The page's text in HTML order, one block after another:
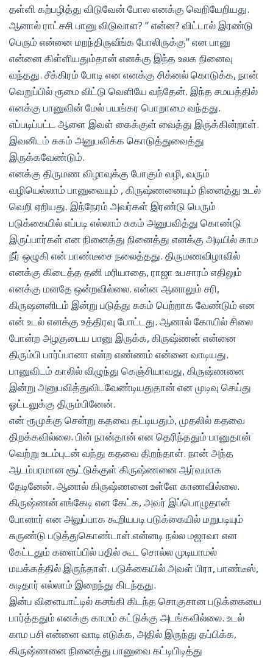
தள்ளி கற்பழித்து விடுவேன் போல எனக்கு வெறியேறியது.
ஆனால் ராட்சசி பானு விடுவாள? ” என்ன? விட்டால் இரண்டு
பெரும் என்னை மறந்திருவீங்க போலிருக்கு” என பானு
என்னை கிள்ளியதும்தான் எனக்கு இந்த உலக நினைவு
வந்தது. சீக்கிரம் போடி என எனக்கு சிக்னல் கொடுக்க, நான்
வெறுப்பில் ரூமை விட்டு வெளியே வந்தேன். இந்த சமயத்தில்
எனக்கு பானுவின் மேல் பயங்கர பொறாமை வந்தது.
எப்படிப்பட்ட ஆளை இவள் கைக்குள் வைத்து இருக்கின்றாள்.
இவனிடம் சுகம் அனுபவிக்க கொடுத்துவைத்து
இருக்கவேண்டும்.
எனக்கு திருமண விழாவுக்கு போகும் வழி, வரும்
வழியெல்லாம் பானுவையும் , கிருஷ்ணனையும் நினைத்து உடல்
வெறி ஏறியது. இந்நேரம் அவர்கள் இரண்டு பெரும்
படுக்கையில் எப்படி எல்லாம் சுகம் அனுபவித்து கொண்டு
இருப்பார்கள் என நினைத்து நினைத்து எனக்கு அடியில் காம
நீர் ஒழுகி என் பாண்டீசை நலைத்தது. திருமணவிழாவில்
எனக்கு கிடைத்த தனி மரியாதை, ராஜா உபசாரம் எதிலும்
எனக்கு மனதே ஒன்றவில்லை. என்ன ஆனாலும் சரி,
கிருஷனனிடம் இன்று படுத்து சுகம் பெற்றாக வேண்டும் என
என் உடல் எனக்கு உத்திரவு போட்டது. ஆனால் கோயில் சிலை
போன்ற அழகுடைய பானு இருக்க, கிருஷ்ணன் என்னை
திரும்பி பார்ப்பானா என்ற எண்ணம் என்னை வாடியது.
பானுவிடம் காலில் விழுந்து கெஞ்சியாவது, கிருஷ்ணனை
இன்று அனுபவித்துவிடவேண்டியதுதான் என முடிவு செய்து
ஓட்டலுக்கு திரும்பினேன்.
என் ரூமுக்கு சென்று கதவை தட்டியதும், முதலில் கதவை
திறக்கவில்லை. பின் நான்தான் என தெரிந்ததும் பானுதான்
வெற்று உடம்புடன் வந்து கதவை திறந்தாள். நான் அந்த
ஆடம்பரமான சூட்டுக்குள் கிருஷ்ணனை ஆர்வமாக
தேடினேன். ஆனால் கிருஷ்ணனை உள்ளே காணவில்லை.
கிருஷ்ணன் எங்கேடி என கேட்க, அவர் இப்பொழுதான்
போனார் என அலுப்பாக கூறியபடி படுக்கையில் மறுபடியும்
சுருண்டு படுத்துகொண்டாள்.என்னடி நல்ல மஜாவா என
கேட்டதும் களைப்பில் பதில் கூட சொல்ல முடியாமல்
மயக்கத்தில் இருந்தாள். படுக்கையில் அவள் பிரா, பாண்டீஸ்,
சுடிதார் எல்லாம் இறைந்து கிடந்தது.
இன்ப விளையாட்டில் கசங்கி கிடந்த சொகுசான படுக்கையை
பார்த்ததும் எனக்கு காமம் கட்டுக்கு அடங்கவில்லை. உடல்
காம பசி என்னை வாடி எடுக்க, அதில் இருந்து தப்பிக்க,
கிருஷ்ணனை நினைத்து பானுவை கட்டிபிடித்து